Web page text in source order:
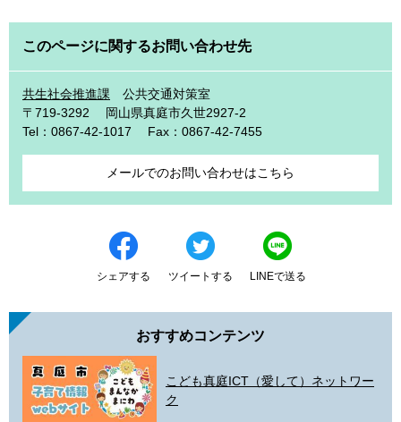
このページに関するお問い合わせ先
共生社会推進課
公共交通対策室
〒719-3292
岡山県真庭市久世2927-2
Tel：0867-42-1017
Fax：0867-42-7455
メールでのお問い合わせはこちら
シェアする ツイートする LINEで送る
おすすめコンテンツ
こども真庭ICT（愛して）ネットワー
ク